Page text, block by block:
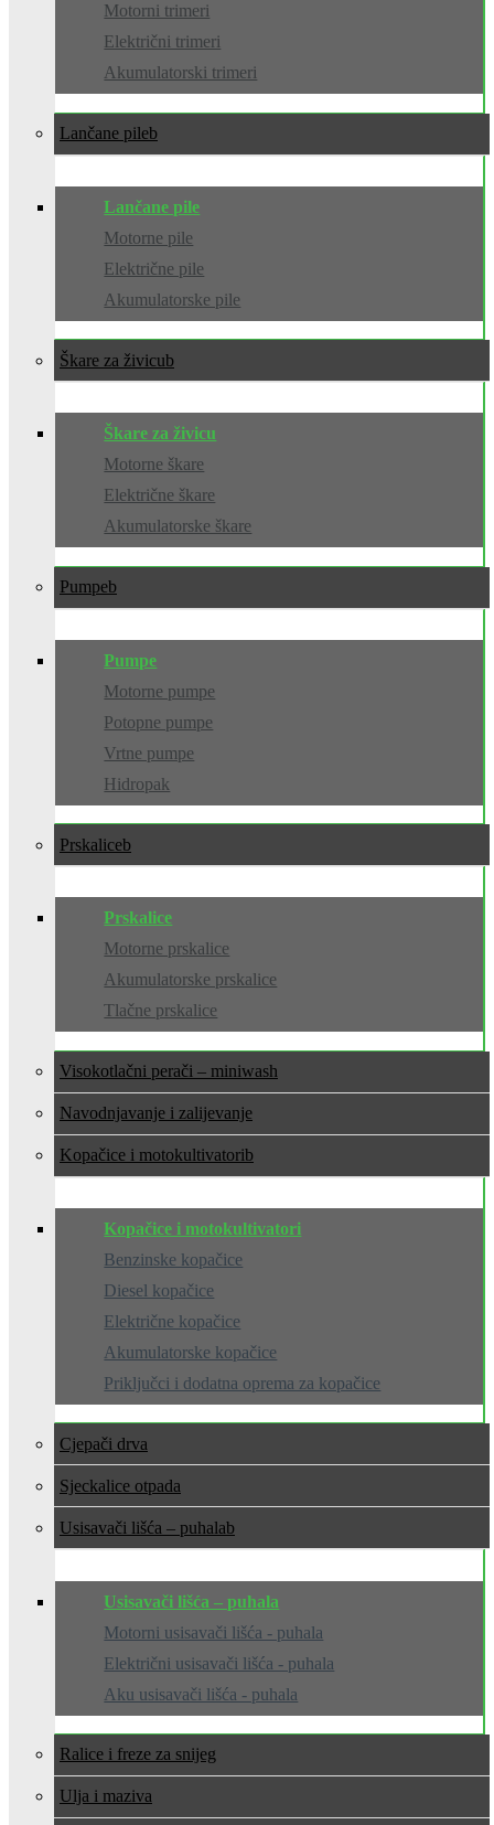
Motorni trimeri
Električni trimeri
Akumulatorski trimeri
Lančane pile
Lančane pile
Motorne pile
Električne pile
Akumulatorske pile
Škare za živicu
Škare za živicu
Motorne škare
Električne škare
Akumulatorske škare
Pumpe
Pumpe
Motorne pumpe
Potopne pumpe
Vrtne pumpe
Hidropak
Prskalice
Prskalice
Motorne prskalice
Akumulatorske prskalice
Tlačne prskalice
Visokotlačni perači – miniwash
Navodnjavanje i zalijevanje
Kopačice i motokultivatori
Kopačice i motokultivatori
Benzinske kopačice
Diesel kopačice
Električne kopačice
Akumulatorske kopačice
Priključci i dodatna oprema za kopačice
Cjepači drva
Sjeckalice otpada
Usisavači lišća – puhala
Usisavači lišća – puhala
Motorni usisavači lišća - puhala
Električni usisavači lišća - puhala
Aku usisavači lišća - puhala
Ralice i freze za snijeg
Ulja i maziva